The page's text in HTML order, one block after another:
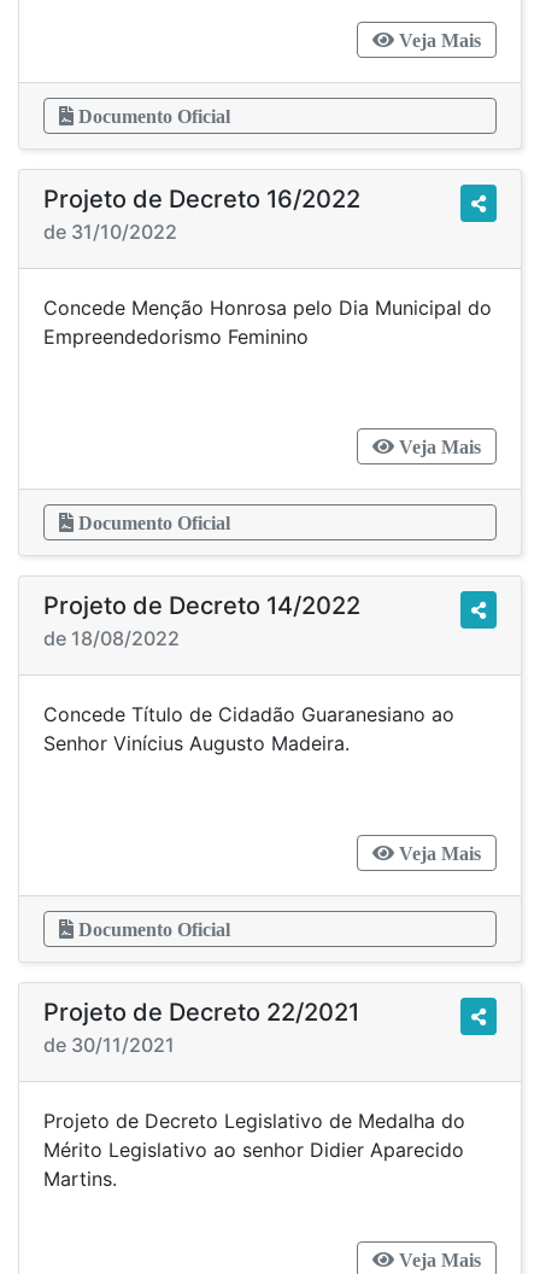
Veja Mais
Documento Oficial
Projeto de Decreto 16/2022
de 31/10/2022
Concede Menção Honrosa pelo Dia Municipal do
Empreendedorismo Feminino
Veja Mais
Documento Oficial
Projeto de Decreto 14/2022
de 18/08/2022
Concede Título de Cidadão Guaranesiano ao
Senhor Vinícius Augusto Madeira.
Veja Mais
Documento Oficial
Projeto de Decreto 22/2021
de 30/11/2021
Projeto de Decreto Legislativo de Medalha do
Mérito Legislativo ao senhor Didier Aparecido
Martins.
Veja Mais